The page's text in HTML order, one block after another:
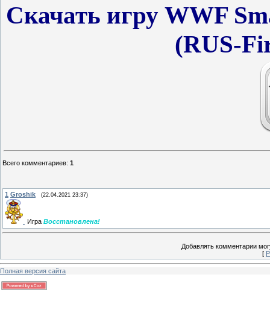
Скачать игру WWF
(RUS-
Всего комментариев: 1
1 Groshik (22.04.2021 23:37)
Игра Восстановлена!
Добавлять комментарии
[
Полная версия сайта